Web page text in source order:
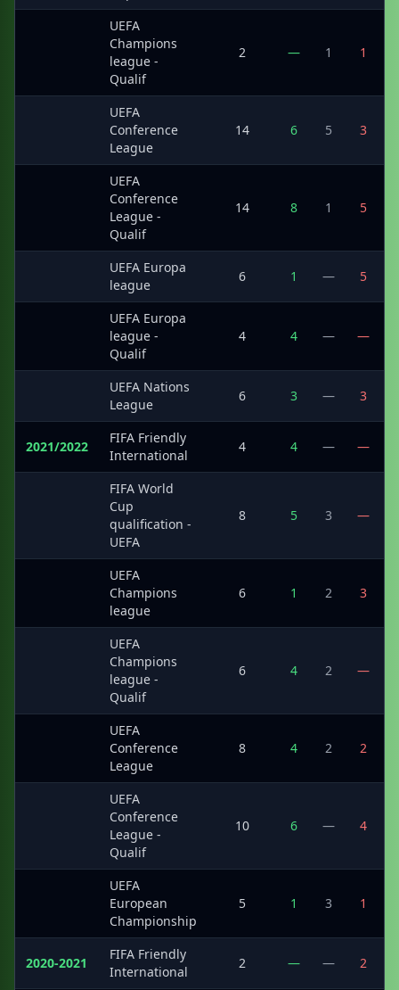
UEFA
Champions
league -
Qualif
2 — 1 1
UEFA
Conference
League
14 6 5 3
UEFA
Conference
League -
Qualif
14 8 1 5
UEFA Europa
league
6 1 — 5
UEFA Europa
league -
Qualif
4 4 — —
UEFA Nations
League
6 3 — 3
2021/2022
FIFA Friendly
International
4 4 — —
FIFA World
Cup
qualification -
UEFA
8 5 3 —
UEFA
Champions
league
6 1 2 3
UEFA
Champions
league -
Qualif
6 4 2 —
UEFA
Conference
League
8 4 2 2
UEFA
Conference
League -
Qualif
10 6 — 4
UEFA
European
Championship
5 1 3 1
2020-2021
FIFA Friendly
International
2 — — 2